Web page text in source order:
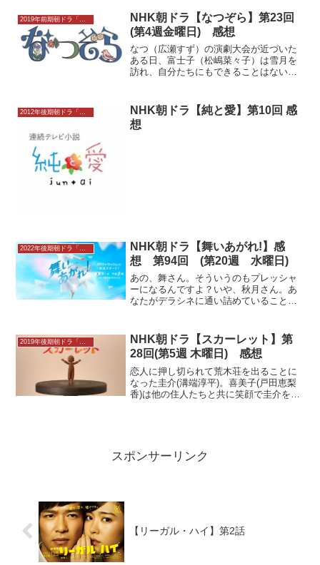
つ黒いノートにそれぞれの重要な評価が
書かれていて、帯広...
2019年前期朝ドラ「なつぞら」
NHK朝ドラ【なつぞら】第23回
(第4週金曜日) 感想
なつ（広瀬すず）の演劇大会が近づいた
ある日、富士子（松嶋菜々子）は雪月を
訪れ、自分たちにもできることはないか
農を発展させるあるものを、会場で配布
することを決める。一方、...
2012年後期朝ドラ「純と愛」
NHK朝ドラ【純と愛】第10回 感
想
2022年後期朝ドラ「舞いあがれ!」感想
NHK朝ドラ【舞いあがれ!】感
想 第94回 (第20週 水曜日)
あの、舞さん。そういうのもプレッシャ
ーになるんですよ？いや、秋月さん。あ
なたがデラシネに通い詰めていることも
ＲＡの取材記事が新聞に載る。書かれた
のは女性社員のことだけで...
NHK朝ドラ【スカーレット】第
28回(第5週 木曜日) 感想
恋人に押し切られて荒木荘を出ることに
なった圭介(溝端淳平)。喜美子(戸田恵梨
香)は他の住人たちと共に笑顔で圭介を送
スポンサーリンク
【リーガル・ハイ】第2話